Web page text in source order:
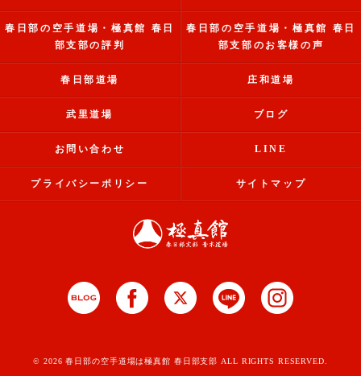
春日部の空手道場・極真館 春日
部支部の評判
春日部の空手道場・極真館 春日
部支部のお客様の声
春日部道場 庄和道場
武里道場 ブログ
お問い合わせ LINE
プライバシーポリシー サイトマップ
© 2026 春日部の空手道場は極真館 春日部支部 ALL RIGHTS RESERVED.